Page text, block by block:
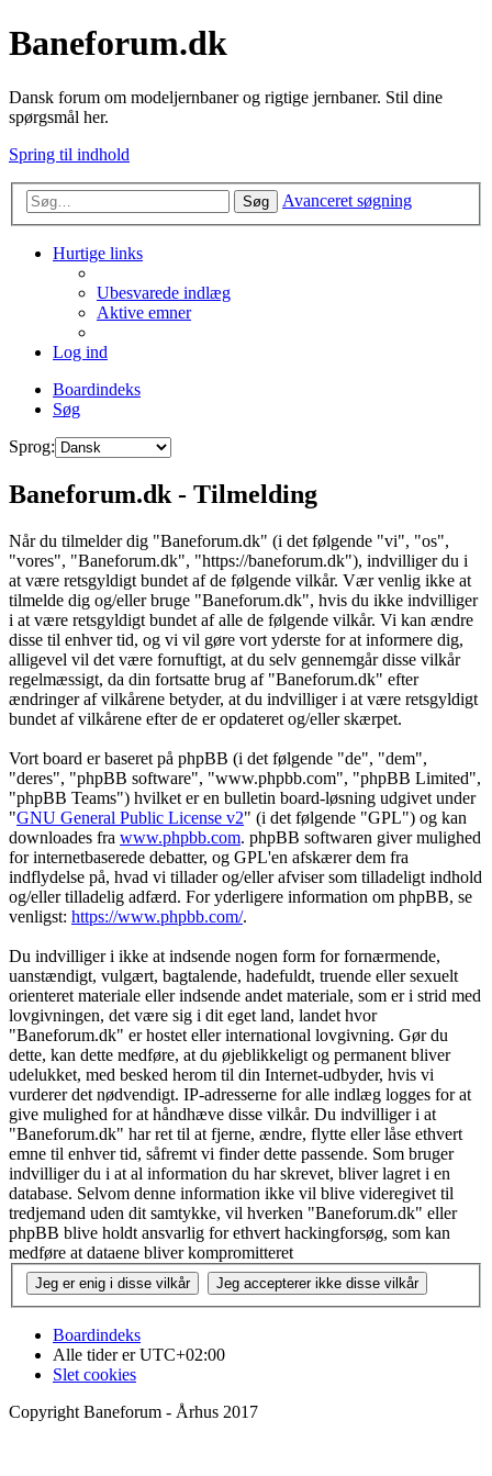
Baneforum.dk
Dansk forum om modeljernbaner og rigtige jernbaner. Stil dine
spørgsmål her.
Spring til indhold
Søg Avanceret søgning
Hurtige links
Ubesvarede indlæg
Aktive emner
Log ind
Boardindeks
Søg
Sprog:
Baneforum.dk - Tilmelding
Når du tilmelder dig "Baneforum.dk" (i det følgende "vi", "os",
"vores", "Baneforum.dk", "https://baneforum.dk"), indvilliger du i
at være retsgyldigt bundet af de følgende vilkår. Vær venlig ikke at
tilmelde dig og/eller bruge "Baneforum.dk", hvis du ikke indvilliger
i at være retsgyldigt bundet af alle de følgende vilkår. Vi kan ændre
disse til enhver tid, og vi vil gøre vort yderste for at informere dig,
alligevel vil det være fornuftigt, at du selv gennemgår disse vilkår
regelmæssigt, da din fortsatte brug af "Baneforum.dk" efter
ændringer af vilkårene betyder, at du indvilliger i at være retsgyldigt
bundet af vilkårene efter de er opdateret og/eller skærpet.
Vort board er baseret på phpBB (i det følgende "de", "dem",
"deres", "phpBB software", "www.phpbb.com", "phpBB Limited",
"phpBB Teams") hvilket er en bulletin board-løsning udgivet under
"GNU General Public License v2" (i det følgende "GPL") og kan
downloades fra www.phpbb.com. phpBB softwaren giver mulighed
for internetbaserede debatter, og GPL'en afskærer dem fra
indflydelse på, hvad vi tillader og/eller afviser som tilladeligt indhold
og/eller tilladelig adfærd. For yderligere information om phpBB, se
venligst: https://www.phpbb.com/.
Du indvilliger i ikke at indsende nogen form for fornærmende,
uanstændigt, vulgært, bagtalende, hadefuldt, truende eller sexuelt
orienteret materiale eller indsende andet materiale, som er i strid med
lovgivningen, det være sig i dit eget land, landet hvor
"Baneforum.dk" er hostet eller international lovgivning. Gør du
dette, kan dette medføre, at du øjeblikkeligt og permanent bliver
udelukket, med besked herom til din Internet-udbyder, hvis vi
vurderer det nødvendigt. IP-adresserne for alle indlæg logges for at
give mulighed for at håndhæve disse vilkår. Du indvilliger i at
"Baneforum.dk" har ret til at fjerne, ændre, flytte eller låse ethvert
emne til enhver tid, såfremt vi finder dette passende. Som bruger
indvilliger du i at al information du har skrevet, bliver lagret i en
database. Selvom denne information ikke vil blive videregivet til
tredjemand uden dit samtykke, vil hverken "Baneforum.dk" eller
phpBB blive holdt ansvarlig for ethvert hackingforsøg, som kan
medføre at dataene bliver kompromitteret
Boardindeks
Alle tider erUTC+02:00
Slet cookies
Copyright Baneforum - Århus 2017